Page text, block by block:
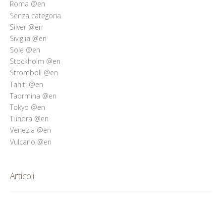
Roma @en
Senza categoria
Silver @en
Siviglia @en
Sole @en
Stockholm @en
Stromboli @en
Tahiti @en
Taormina @en
Tokyo @en
Tundra @en
Venezia @en
Vulcano @en
Articoli